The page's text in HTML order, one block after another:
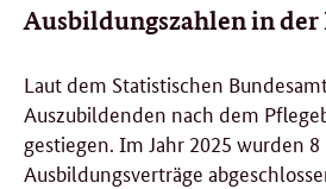
Ausbildungszahlen in der
Laut dem Statistischen
Auszubildenden nach dem
gestiegen. Im Jahr 2025 wurden
Ausbildungsverträge